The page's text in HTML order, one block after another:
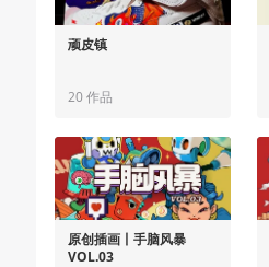
顽皮镇
20 作品
原创插画丨手脑风暴
VOL.03